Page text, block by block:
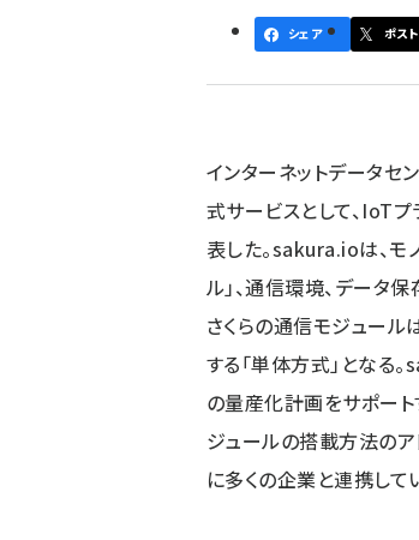
シェア ポスト
インターネットデータセ
式サービスとして、IoT
表した。sakura.ioは、モ
ル」、通信環境、データ
さくらの通信モジュール
する「単体方式」となる
の量産化計画をサポート
ジュールの搭載方法のア
に多くの企業と連携して